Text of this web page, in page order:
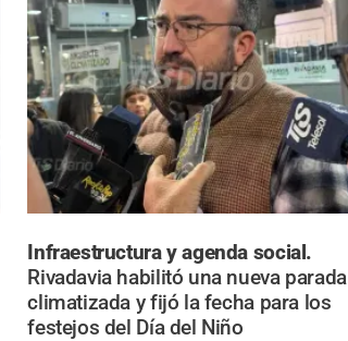
Infraestructura y agenda social.
Rivadavia habilitó una nueva parada
climatizada y fijó la fecha para los
festejos del Día del Niño